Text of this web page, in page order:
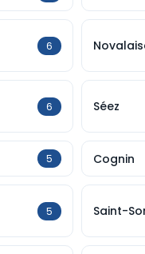
6
6 Séez
5 Cognin
5 Saint-